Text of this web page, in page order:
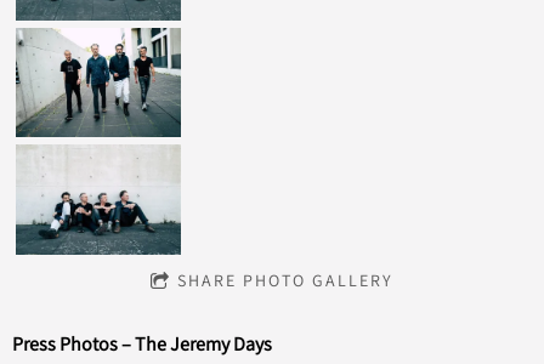
SHARE PHOTO GALLERY
Press Photos – The Jeremy Days